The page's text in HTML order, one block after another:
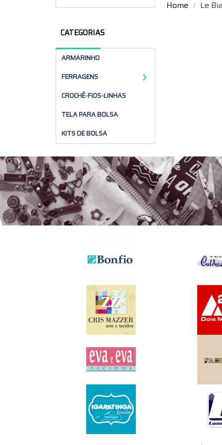
CATEGORIAS
ARMARINHO
FERRAGENS
CROCHÊ-FIOS-LINHAS
TELA PARA BOLSA
KITS DE BOLSA
Home Le